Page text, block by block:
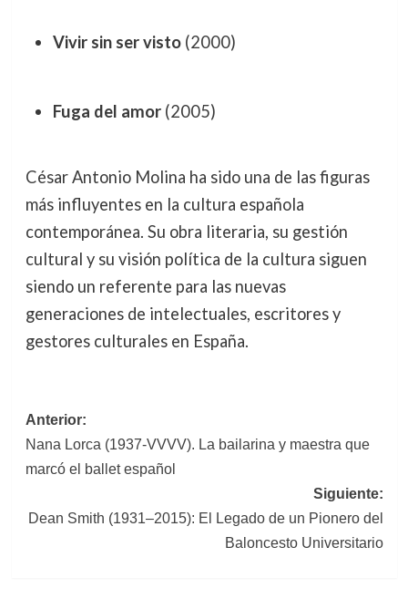
Vivir sin ser visto(2000)
Fuga del amor(2005)
César Antonio Molina ha sido una de las figuras
más influyentes en la cultura española
contemporánea. Su obra literaria, su gestión
cultural y su visión política de la cultura siguen
siendo un referente para las nuevas
generaciones de intelectuales, escritores y
gestores culturales en España.
Navegación
de
Anterior:
Nana Lorca (1937-VVVV). La bailarina y maestra que
marcó el ballet español
Siguiente:
Dean Smith (1931–2015): El Legado de un Pionero del
Baloncesto Universitario